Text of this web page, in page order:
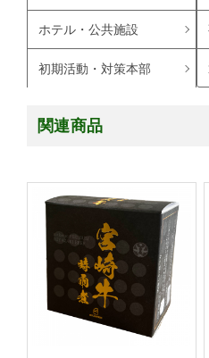
ホテル・公共施設
初期活動・対策本部
関連商品